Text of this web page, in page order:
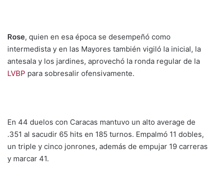
Rose, quien en esa época se desempeñó como
intermedista y en las Mayores también vigiló la inicial, la
antesala y los jardines, aprovechó la ronda regular de la
LVBP para sobresalir ofensivamente.
En 44 duelos con Caracas mantuvo un alto average de
.351 al sacudir 65 hits en 185 turnos. Empalmó 11 dobles,
un triple y cinco jonrones, además de empujar 19 carreras
y marcar 41.